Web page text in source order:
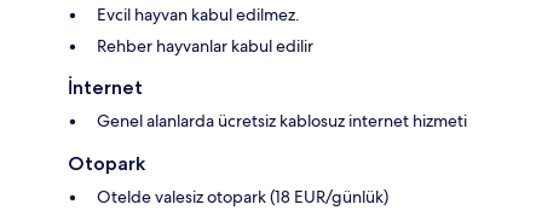
Evcil hayvan kabul edilmez.
Rehber hayvanlar kabul edilir
İnternet
Genel alanlarda ücretsiz kablosuz internet hizmeti
Otopark
Otelde valesiz otopark (18 EUR/günlük)